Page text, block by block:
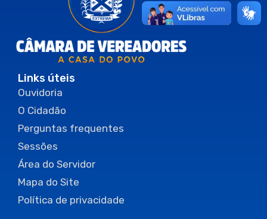
Links úteis
Ouvidoria
O Cidadão
Perguntas frequentes
Sessões
Área do Servidor
Mapa do Site
Política de privacidade